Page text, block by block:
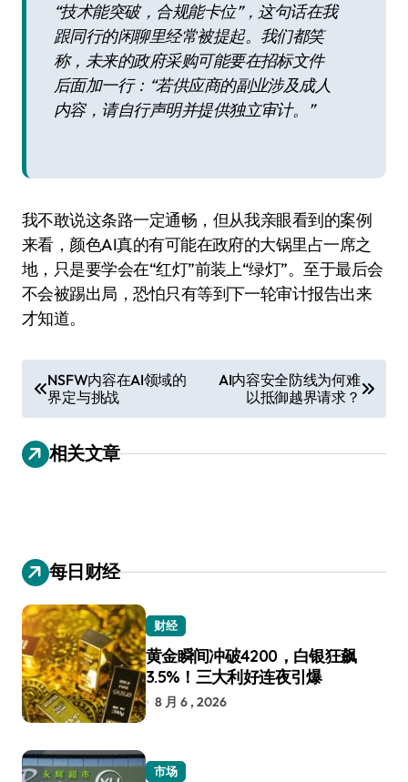
“技术能突破，合规能卡位”，这句话在我
跟同行的闲聊里经常被提起。我们都笑
称，未来的政府采购可能要在招标文件
后面加一行：“若供应商的副业涉及成人
内容，请自行声明并提供独立审计。”
我不敢说这条路一定通畅，但从我亲眼看到的案例
来看，颜色AI真的有可能在政府的大锅里占一席之
地，只是要学会在“红灯”前装上“绿灯”。至于最后会
不会被踢出局，恐怕只有等到下一轮审计报告出来
才知道。
章
导
航
NSFW内容在AI领域的
界定与挑战
AI内容安全防线为何难
以抵御越界请求？
相关文章
每日财经
财经
黄金瞬间冲破4200，白银狂飙
3.5%！三大利好连夜引爆
8 月 6 , 2026
市场